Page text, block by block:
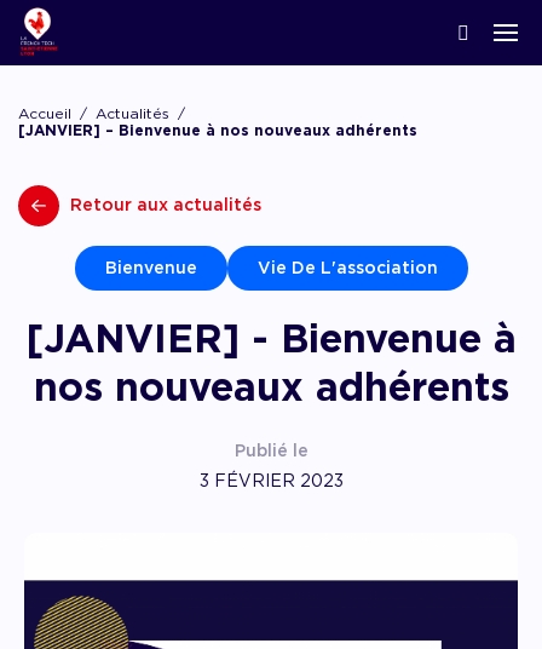
Agenda
Les appels
appel à projets
Lyon Start Up
La Prépa
Chatbot financement
Chatbot accompagnement
Accueil
Actualités
[JANVIER] – Bienvenue à nos nouveaux adhérents
Retour aux actualités
Bienvenue Vie De L'association
[JANVIER] - Bienvenue à
nos nouveaux adhérents
Publié le
3 FÉVRIER 2023